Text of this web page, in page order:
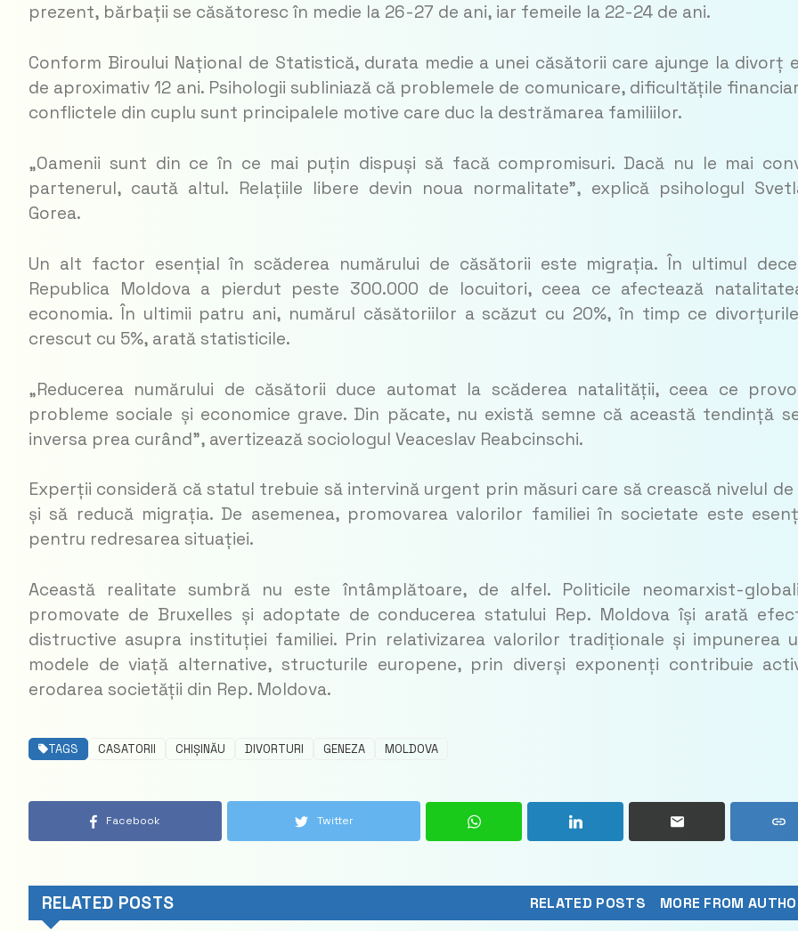
prezent, bărbații se căsătoresc în medie la 26-27 de ani, iar femeile la 22-24 de ani.
Conform Biroului Național de Statistică, durata medie a unei căsătorii care ajunge la divorț
de aproximativ 12 ani. Psihologii subliniază că problemele de comunicare, dificultățile
conflictele din cuplu sunt principalele motive care duc la destrămarea familiilor.
„Oamenii sunt din ce în ce mai puțin dispuși să facă compromisuri. Dacă nu le mai
partenerul, caută altul. Relațiile libere devin noua normalitate”, explică psihologul
Gorea.
Un alt factor esențial în scăderea numărului de căsătorii este migrația. În ultimul
Republica Moldova a pierdut peste 300.000 de locuitori, ceea ce afectează
economia. În ultimii patru ani, numărul căsătoriilor a scăzut cu 20%, în timp ce
crescut cu 5%, arată statisticile.
„Reducerea numărului de căsătorii duce automat la scăderea natalității, ceea ce
probleme sociale și economice grave. Din păcate, nu există semne că această tendință
inversa prea curând”, avertizează sociologul Veaceslav Reabcinschi.
Experții consideră că statul trebuie să intervină urgent prin măsuri care să crească nivelul
și să reducă migrația. De asemenea, promovarea valorilor familiei în societate este
pentru redresarea situației.
Această realitate sumbră nu este întâmplătoare, de alfel. Politicile neomarxist-
promovate de Bruxelles și adoptate de conducerea statului Rep. Moldova își arată
distructive asupra instituției familiei. Prin relativizarea valorilor tradiționale și impunerea
modele de viață alternative, structurile europene, prin diverși exponenți contribuie
erodarea societății din Rep. Moldova.
TAGS CASATORII CHIȘINĂU DIVORTURI GENEZA MOLDOVA
Facebook Twitter
RELATED POSTS RELATED POSTS MORE FROM